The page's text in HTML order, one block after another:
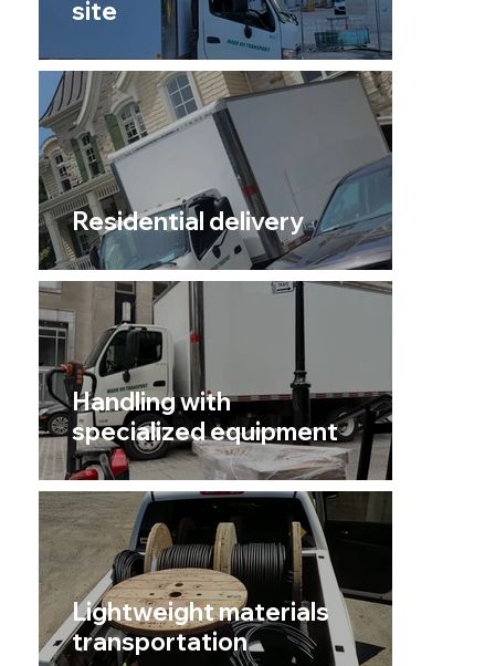
site
Residential delivery
Handling with
specialized equipment
Lightweight materials
transportation